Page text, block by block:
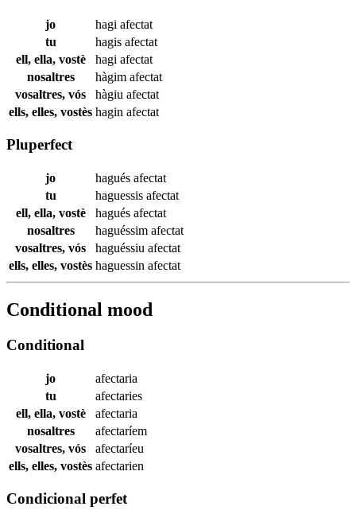
jo hagi afectat
tu
hagis afectat
ell, ella, vostè
hagi afectat
nosaltres
hàgim afectat
vosaltres, vós
hàgiu afectat
ells, elles, vostès hagin afectat
Pluperfect
jo hagués afectat
tu
haguessis afectat
ell, ella, vostè
hagués afectat
nosaltres
haguéssim afectat
vosaltres, vós
haguéssiu afectat
ells, elles, vostès haguessin afectat
Conditional mood
Conditional
jo
afectaria
tu
afectaries
ell, ella, vostè
afectaria
nosaltres
afectaríem
vosaltres, vós
afectaríeu
ells, elles, vostès afectarien
Condicional perfet